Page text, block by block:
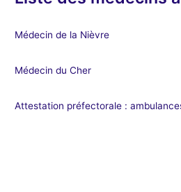
Médecin de la Nièvre
Médecin du Cher
Attestation préfectorale :